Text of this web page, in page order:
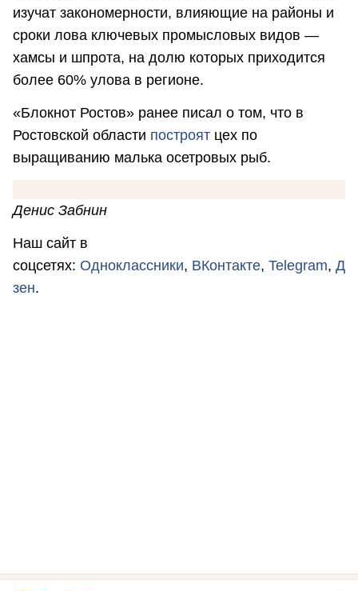
изучат закономерности, влияющие на районы и
сроки лова ключевых промысловых видов —
хамсы и шпрота, на долю которых приходится
более 60% улова в регионе.
«Блокнот Ростов» ранее писал о том, что в
Ростовской области построят цех по
выращиванию малька осетровых рыб.
Денис Забнин
Наш сайт в
соцсетях: Одноклассники, ВКонтакте, Telegram, Д
зен.